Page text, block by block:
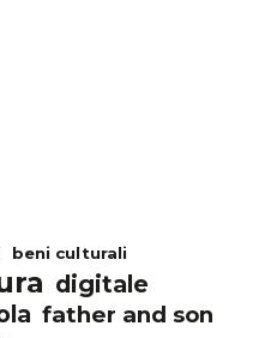
beni culturali
digitale
father and son